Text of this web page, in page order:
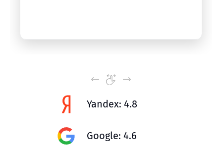
Yandex: 4.8
Google: 4.6